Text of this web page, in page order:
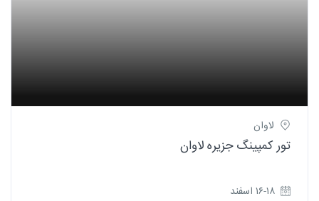
لاوان
تور کمپینگ جزیره لاوان
۱۶-۱۸ اسفند